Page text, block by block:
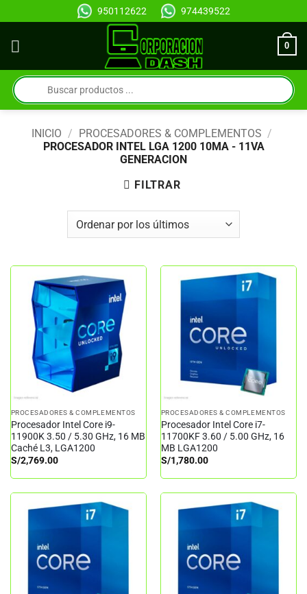
al
contenido
950112622 974439522
0
Búsqueda
de
productos
INICIO / PROCESADORES & COMPLEMENTOS /
PROCESADOR INTEL LGA 1200 10MA - 11VA
GENERACION
FILTRAR
PROCESADORES & COMPLEMENTOS
Procesador Intel Core i9-
11900K 3.50 / 5.30 GHz, 16 MB
Caché L3, LGA1200
S/2,769.00
PROCESADORES & COMPLEMENTOS
Procesador Intel Core i7-
11700KF 3.60 / 5.00 GHz, 16
MB LGA1200
S/1,780.00